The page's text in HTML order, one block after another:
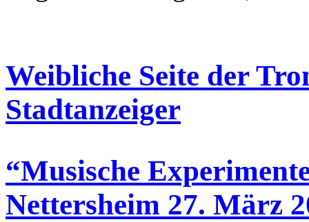
Weibliche Seite der
Stadtanzeiger
“Musische
Nettersheim 27. März